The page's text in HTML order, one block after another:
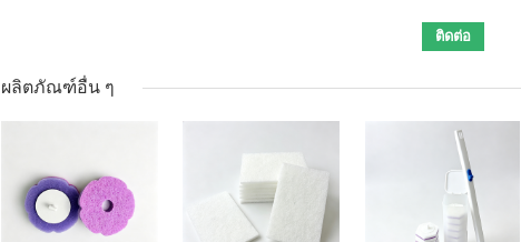
ผลิตภัณฑ์อื่น ๆ